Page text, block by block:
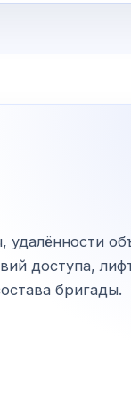
удалённости
доступа,
бригады.